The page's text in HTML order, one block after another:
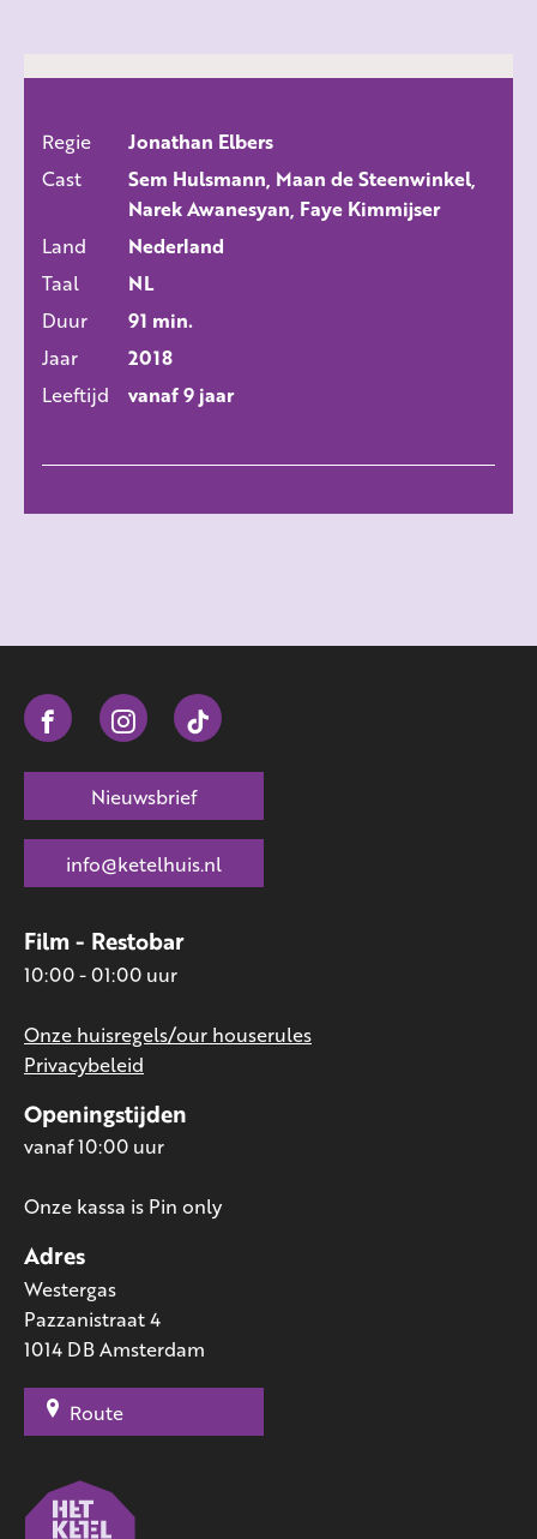
Regie
Jonathan Elbers
Cast
Sem Hulsmann, Maan de Steenwinkel,
Narek Awanesyan, Faye Kimmijser
Land
Nederland
Taal
NL
Duur
91 min.
Jaar
2018
Leeftijd
vanaf 9 jaar
Adres
Westergas
Pazzanistraat 4
1014 DB Amsterdam
Route
Openingstijden
vanaf 10:00 uur
Onze kassa is Pin only
Film - Restobar
10:00 - 01:00 uur
Onze huisregels/our houserules
Privacybeleid
Nieuwsbrief
info@ketelhuis.nl